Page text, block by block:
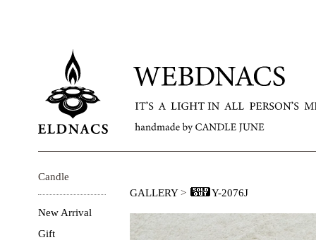
Candle
New Arrival
Gift
GALLERY> Y-2076J